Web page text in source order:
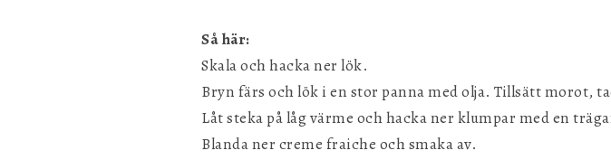
Så här:
Skala och hacka ner lök.
Bryn färs och lök i en stor panna med olja. Tillsätt morot,
Låt steka på låg värme och hacka ner klumpar med en
Blanda ner creme fraiche och smaka av.